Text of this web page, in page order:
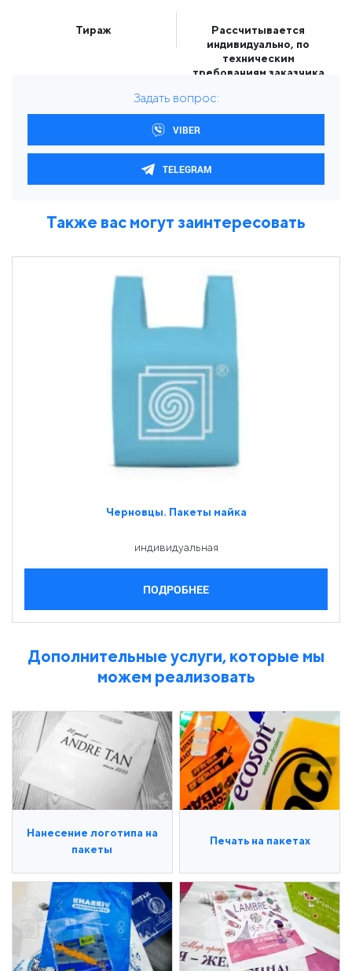
Тираж
Рассчитывается
индивидуально, по
техническим
требованиям заказчика
Задать вопрос:
VIBER
TELEGRAM
Также вас могут заинтересовать
Черновцы. Пакеты майка
индивидуальная
ПОДРОБНЕЕ
Дополнительные услуги, которые мы
можем реализовать
Нанесение логотипа на
пакеты
Печать на пакетах